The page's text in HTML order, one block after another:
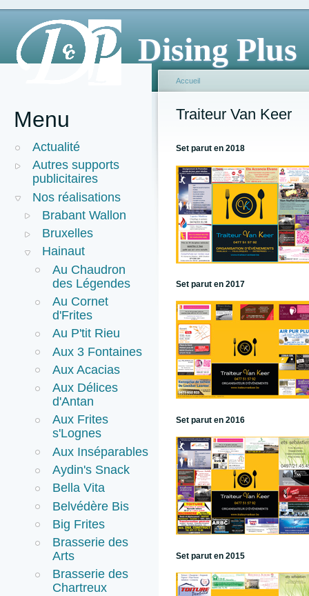
Dising Plus
Menu
Actualité
Autres supports
publicitaires
Nos réalisations
Brabant Wallon
Bruxelles
Hainaut
Au Chaudron
des Légendes
Au Cornet
d'Frites
Au P'tit Rieu
Aux 3 Fontaines
Aux Acacias
Aux Délices
d'Antan
Aux Frites
s'Lognes
Aux Inséparables
Aydin's Snack
Bella Vita
Belvédère Bis
Big Frites
Brasserie des
Arts
Brasserie des
Chartreux
Accueil
Traiteur Van Keer
Set parut en 2018
Set parut en 2017
Set parut en 2016
Set parut en 2015